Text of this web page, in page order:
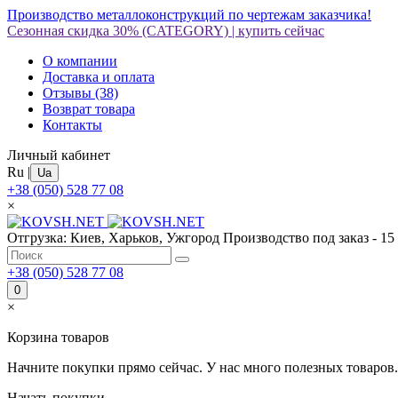
Производство металлоконструкций по чертежам заказчика!
Сезонная скидка 30% (CATEGORY) | купить сейчас
О компании
Доставка и оплата
Отзывы (38)
Возврат товара
Контакты
Личный кабинет
Ru | Ua
+38 (050) 528 77 08
×
Отгрузка: Киев, Харьков, Ужгород Производство под заказ -
+38 (050) 528 77 08
0
×
Корзина товаров
Начните покупки прямо сейчас. У нас много полезных товаров.